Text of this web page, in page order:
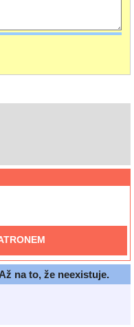
na to, že neexistuje.